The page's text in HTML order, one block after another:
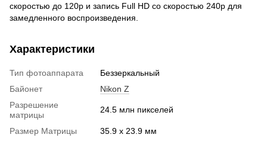
скоростью до 120p и запись Full HD со скоростью 240p для
замедленного воспроизведения.
Характеристики
Тип фотоаппарата
Беззеркальный
Байонет
Nikon Z
Разрешение
матрицы
24.5 млн пикселей
Размер Матрицы
35.9 x 23.9 мм